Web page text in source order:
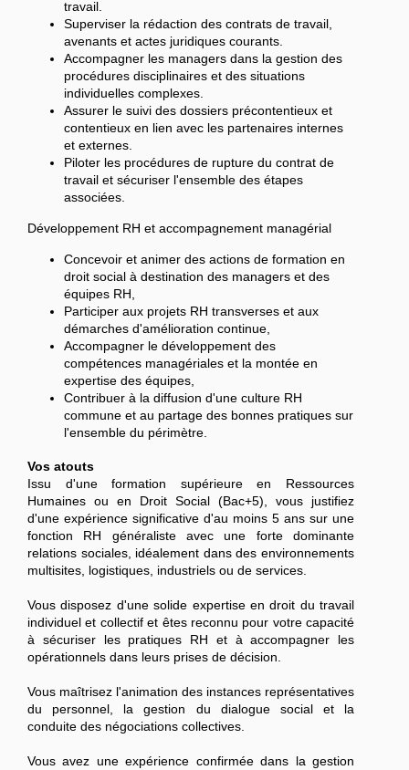
travail.
Superviser la rédaction des contrats de travail,
avenants et actes juridiques courants.
Accompagner les managers dans la gestion des
procédures disciplinaires et des situations
individuelles complexes.
Assurer le suivi des dossiers précontentieux et
contentieux en lien avec les partenaires internes
et externes.
Piloter les procédures de rupture du contrat de
travail et sécuriser l'ensemble des étapes
associées.
Développement RH et accompagnement managérial
Concevoir et animer des actions de formation en
droit social à destination des managers et des
équipes RH,
Participer aux projets RH transverses et aux
démarches d'amélioration continue,
Accompagner le développement des
compétences managériales et la montée en
expertise des équipes,
Contribuer à la diffusion d'une culture RH
commune et au partage des bonnes pratiques sur
l'ensemble du périmètre.
Vos atouts
Issu d'une formation supérieure en Ressources
Humaines ou en Droit Social (Bac+5), vous justifiez
d'une expérience significative d'au moins 5 ans sur une
fonction RH généraliste avec une forte dominante
relations sociales, idéalement dans des environnements
multisites, logistiques, industriels ou de services.
Vous disposez d'une solide expertise en droit du travail
individuel et collectif et êtes reconnu pour votre capacité
à sécuriser les pratiques RH et à accompagner les
opérationnels dans leurs prises de décision.
Vous maîtrisez l'animation des instances représentatives
du personnel, la gestion du dialogue social et la
conduite des négociations collectives.
Vous avez une expérience confirmée dans la gestion